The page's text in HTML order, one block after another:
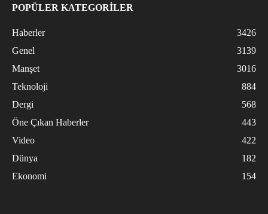
POPÜLER KATEGORİLER
Haberler
3426
Genel
3139
Manşet
3016
Teknoloji
884
Dergi
568
Öne Çıkan Haberler
443
Video
422
Dünya
182
Ekonomi
154